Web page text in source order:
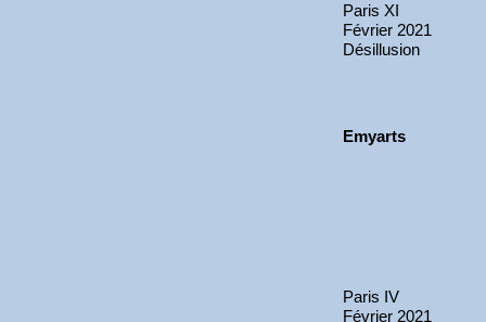
Paris XI
Février 2021
Désillusion
Emyarts
Paris IV
Février 2021